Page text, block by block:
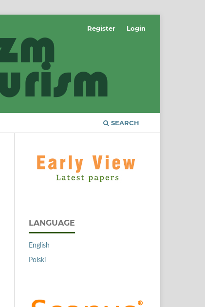
SEARCH
Register Login
LANGUAGE
English
Polski